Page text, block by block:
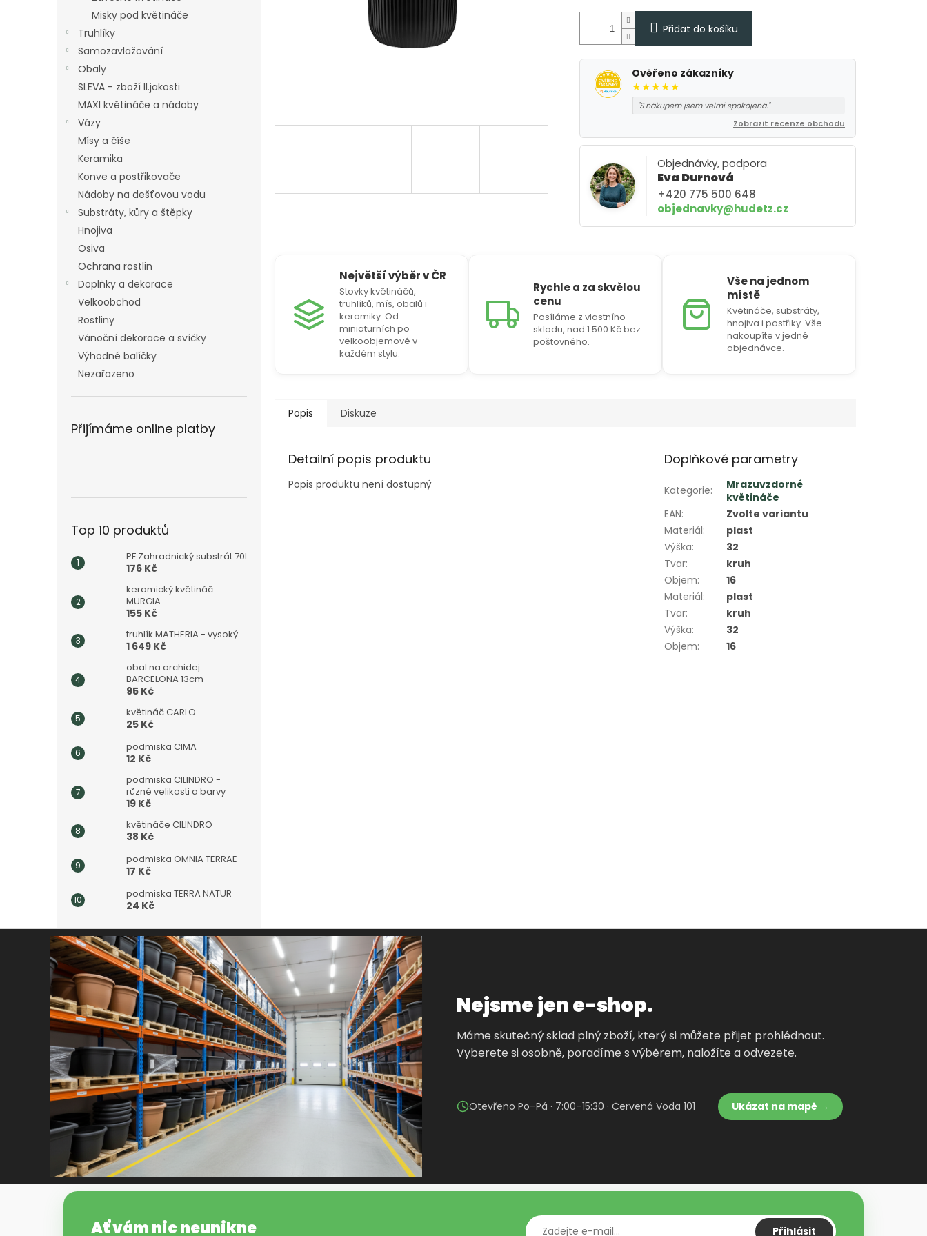
Misky pod květináče
Truhlíky
Samozavlažování
Obaly
SLEVA - zboží II.jakosti
MAXI květináče a nádoby
Vázy
Mísy a číše
Keramika
Konve a postřikovače
Nádoby na dešťovou vodu
Substráty, kůry a štěpky
Hnojiva
Osiva
Ochrana rostlin
Doplňky a dekorace
Velkoobchod
Rostliny
Vánoční dekorace a svíčky
Výhodné balíčky
Nezařazeno
Přijímáme online platby
Top 10 produktů
PF Zahradnický substrát 70l
176 Kč
keramický květináč
MURGIA
155 Kč
truhlík MATHERIA - vysoký
1 649 Kč
obal na orchidej
BARCELONA 13cm
95 Kč
květináč CARLO
25 Kč
podmiska CIMA
12 Kč
podmiska CILINDRO -
různé velikosti a barvy
19 Kč
květináče CILINDRO
38 Kč
podmiska OMNIA TERRAE
17 Kč
podmiska TERRA NATUR
24 Kč
Přidat do košíku
Ověřeno zákazníky
★★★★★
"S nákupem jsem velmi spokojená."
Zobrazit recenze obchodu
Objednávky, podpora
Eva Durnová
+420 775 500 648
objednavky@hudetz.cz
Největší výběr v ČR
Stovky květináčů,
truhlíků, mís, obalů i
keramiky. Od
miniaturních po
velkoobjemové v
každém stylu.
Rychle a za skvělou
cenu
Posíláme z vlastního
skladu, nad 1 500 Kč bez
poštovného.
Vše na jednom
místě
Květináče, substráty,
hnojiva i postřiky. Vše
nakoupíte v jedné
objednávce.
Popis Diskuze
Detailní popis produktu
Popis produktu není dostupný
Doplňkové parametry
Kategorie:
Mrazuvzdorné
květináče
EAN:
Zvolte variantu
Materiál:
plast
Výška:
32
Tvar:
kruh
Objem:
16
Materiál:
plast
Tvar:
kruh
Výška:
32
Objem: 16
Nejsme jen e-shop.
Máme skutečný sklad plný zboží, který si můžete přijet prohlédnout.
Vyberete si osobně, poradíme s výběrem, naložíte a odvezete.
Otevřeno Po–Pá · 7:00–15:30 · Červená Voda 101 Ukázat na mapě →
Ať vám nic neunikne Přihlásit